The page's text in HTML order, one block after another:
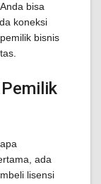
bisa
koneksi
bisnis
ada
lisensi